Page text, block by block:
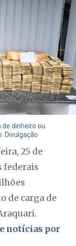
dinheiro ou
Divulgação
25 de
federais
de carga de
notícias por